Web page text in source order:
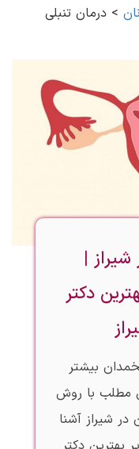
> درمان تنبلی
|
دکتر
بیشتر
مطلب با روش
شیراز آشنا